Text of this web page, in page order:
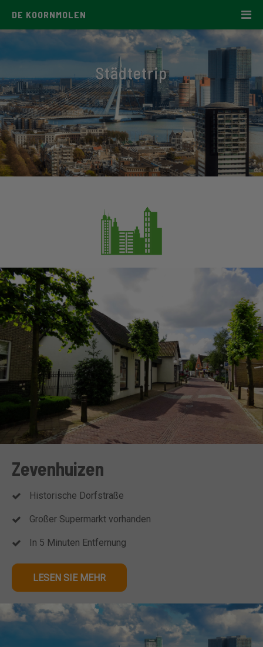
DE KOORNMOLEN
Städtetrip
Zevenhuizen
Historische Dorfstraße
Großer Supermarkt vorhanden
In 5 Minuten Entfernung
LESEN SIE MEHR